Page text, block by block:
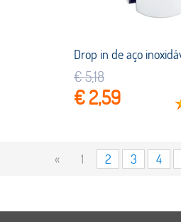
€ 5,18
€ 2,59
« 1 2 3 4